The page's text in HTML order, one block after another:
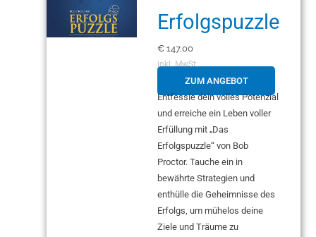
Erfolgspuzzle
€ 147,00
inkl. MwSt.
ZUM ANGEBOT
Entfessle dein volles Potenzial
und erreiche ein Leben voller
Erfüllung mit „Das
Erfolgspuzzle“ von Bob
Proctor. Tauche ein in
bewährte Strategien und
enthülle die Geheimnisse des
Erfolgs, um mühelos deine
Ziele und Träume zu